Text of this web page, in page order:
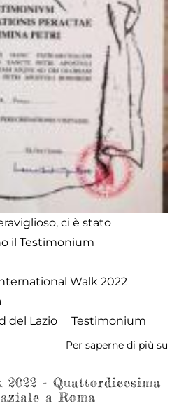
ci è stato
il Testimonium
Walk 2022
del Lazio
Testimonium
Per saperne di più su
- Quattordicesima
a Roma